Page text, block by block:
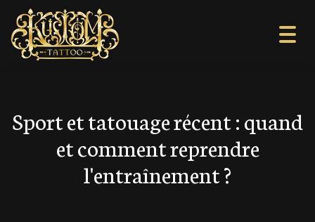
Sport et tatouage récent : quand
et comment reprendre
l'entraînement ?